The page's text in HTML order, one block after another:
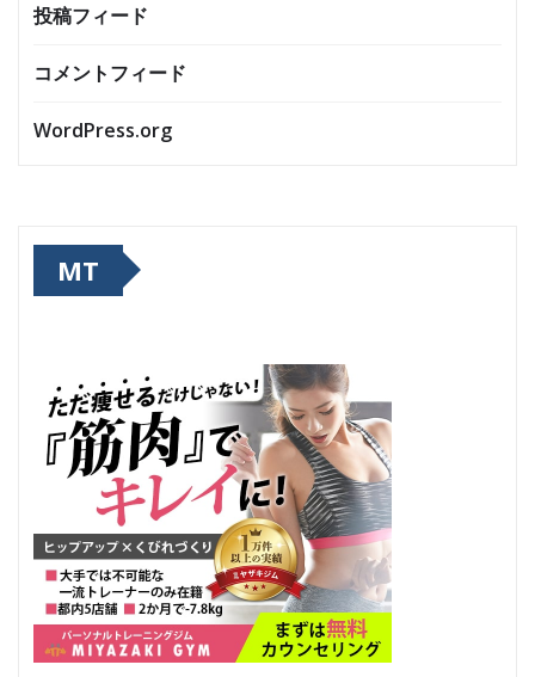
投稿フィード
コメントフィード
WordPress.org
MT